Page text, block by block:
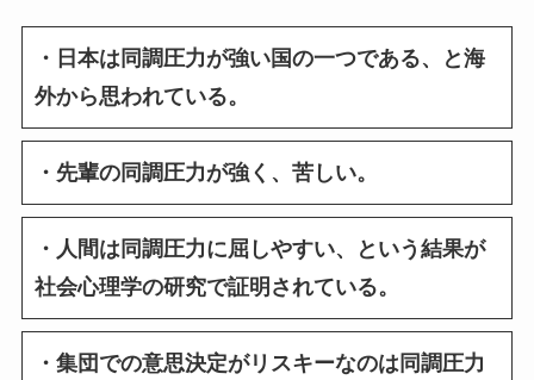
・日本は同調圧力が強い国の一つである、と海
外から思われている。
・先輩の同調圧力が強く、苦しい。
・人間は同調圧力に屈しやすい、という結果が
社会心理学の研究で証明されている。
・集団での意思決定がリスキーなのは同調圧力